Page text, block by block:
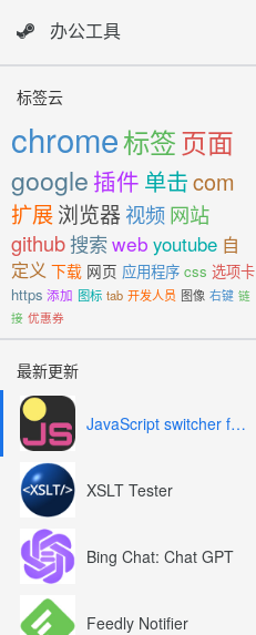
办公工具
标签云
chrome标签页面
google 插件 单击com
扩展浏览器 视频网站
github搜索web youtube 自
定义 下载 网页 应用程序 css 选项卡
https 添加 图标 tab 开发人员 图像 右键 链
接 优惠券
最新更新
JavaScript switcher for SEO and development
XSLT Tester
Bing Chat: Chat GPT
Feedly Notifier